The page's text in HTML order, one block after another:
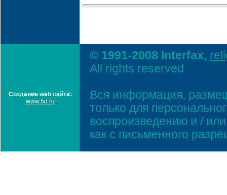
Создание web сайта:
www.5d.ru
© 1991-2008 Interfax,
All rights reserved
Вся информация,
только для
воспроизведению и /
как с письменного